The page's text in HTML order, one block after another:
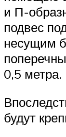
и П-
подвес
несущим
0,5 метра.
будут